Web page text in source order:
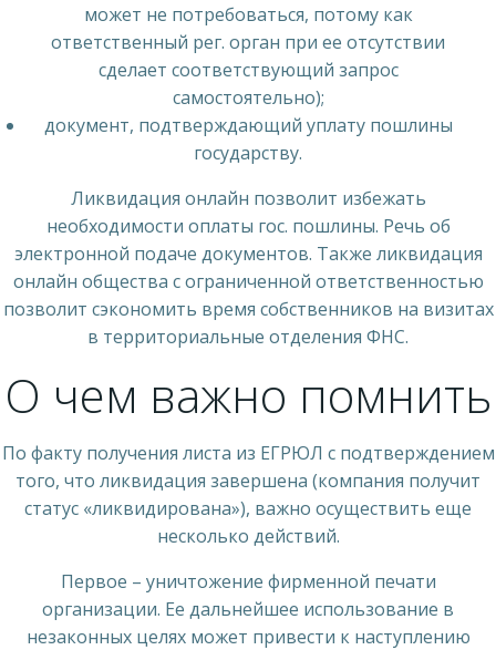
может не потребоваться, потому как
ответственный рег. орган при ее отсутствии
сделает соответствующий запрос
самостоятельно);
документ, подтверждающий уплату пошлины
государству.
Ликвидация онлайн позволит избежать
необходимости оплаты гос. пошлины. Речь об
электронной подаче документов. Также ликвидация
онлайн общества с ограниченной ответственностью
позволит сэкономить время собственников на визитах
в территориальные отделения ФНС.
О чем важно помнить
По факту получения листа из ЕГРЮЛ с подтверждением
того, что ликвидация завершена (компания получит
статус «ликвидирована»), важно осуществить еще
несколько действий.
Первое – уничтожение фирменной печати
организации. Ее дальнейшее использование в
незаконных целях может привести к наступлению